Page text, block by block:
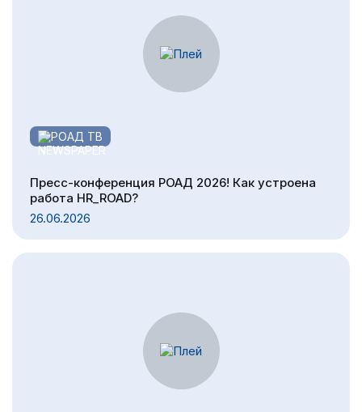
РОАД ТВ
Пресс-конференция РОАД 2026! Как устроена
работа HR_ROAD?
26.06.2026